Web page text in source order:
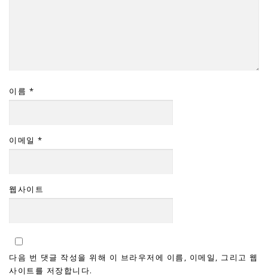
이름 *
이메일 *
웹사이트
다음 번 댓글 작성을 위해 이 브라우저에 이름, 이메일, 그리고 웹
사이트를 저장합니다.